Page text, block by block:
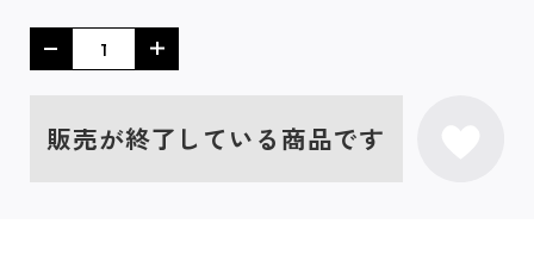
販売が終了している商品です